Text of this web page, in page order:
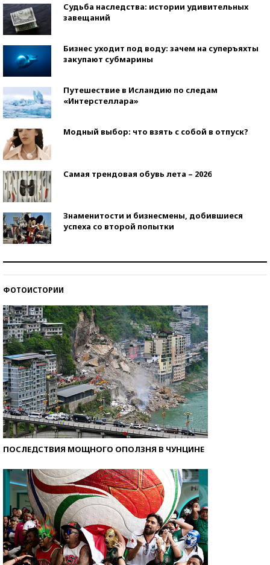
Судьба наследства: истории удивительных
завещаний
Бизнес уходит под воду: зачем на суперъяхты
закупают субмарины
Путешествие в Исландию по следам
«Интерстеллара»
Модный выбор: что взять с собой в отпуск?
Самая трендовая обувь лета – 2026
Знаменитости и бизнесмены, добившиеся
успеха со второй попытки
ФОТОИСТОРИИ
ПОСЛЕДСТВИЯ МОЩНОГО ОПОЛЗНЯ В ЧУНЦИНЕ